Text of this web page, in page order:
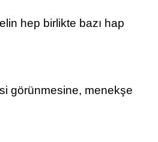
hep birlikte bazı hap
görünmesine, menekşe